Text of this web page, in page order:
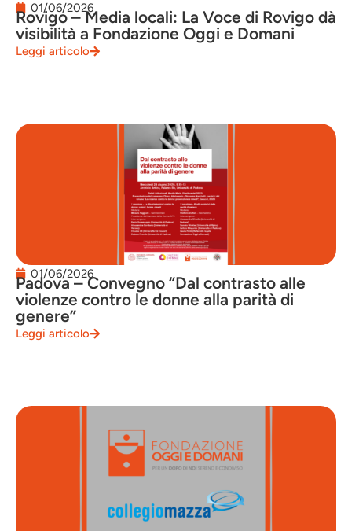
01/06/2026
Rovigo – Media locali: La Voce di Rovigo dà
visibilità a Fondazione Oggi e Domani
Leggi articolo
01/06/2026
Padova – Convegno “Dal contrasto alle
violenze contro le donne alla parità di
genere”
Leggi articolo